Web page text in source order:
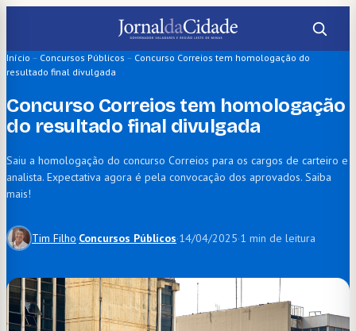
o
conteúdo
Início – Concursos Públicos – Concurso Correios tem homologação do
resultado final divulgada
Concurso Correios tem homologação
do resultado final divulgada
Saiu a homologação do concurso Correios para os cargos de carteiro e
analista. Expectativa agora é pela convocação dos aprovados. Saiba
mais!
Tim Filho·Concursos Públicos·14/04/2025·1 min de leitura